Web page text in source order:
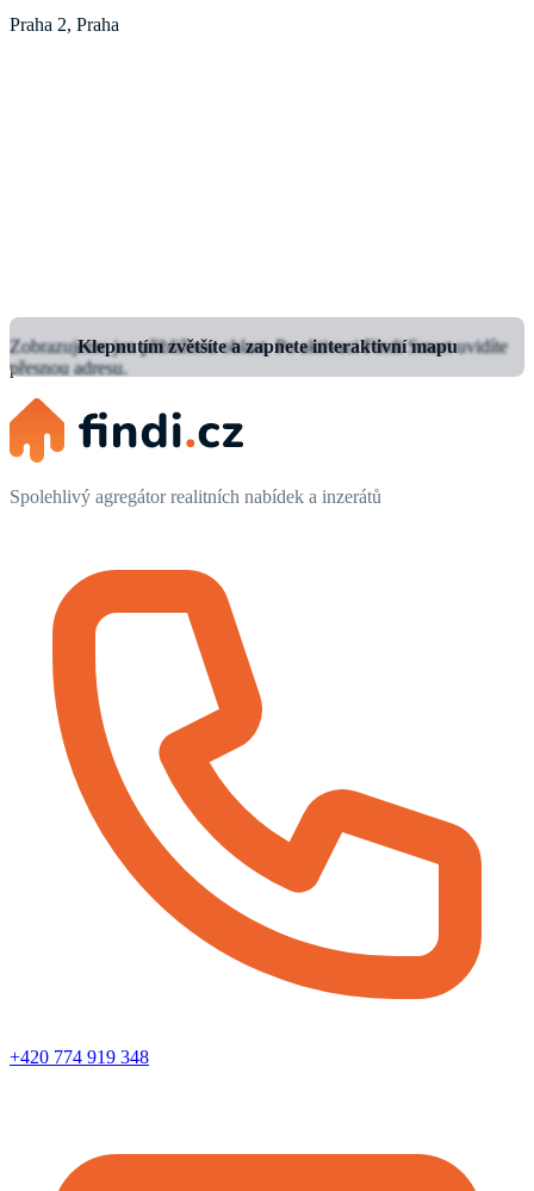
Praha 2, Praha
Klepnutím zvětšíte a zapnete interaktivní mapu
Zobrazujeme jen přibližnou oblast.Po aktivaci Findi Smart uvidíte
přesnou adresu.
Spolehlivý agregátor realitních nabídek a inzerátů
+420 774 919 348